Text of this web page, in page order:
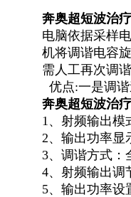
奔奥超短波治
电脑依据采样
机将调谐电容
需人工再次调
优点:一是调
奔奥超短波治
1、射频输出模
2、输出功率显
3、调谐方式：
4、射频输出调
5、输出功率设